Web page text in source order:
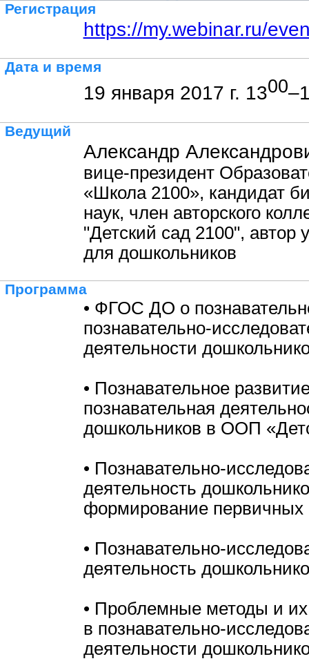
Регистрация
https://my.webinar.ru/
Дата и время
19 января 2017 г. 1300
Ведущий
Александр
вице-президент
«Школа 2100», кандидат
наук, член авторского
"Детский сад 2100", автор
для дошкольников
Программа
• ФГОС ДО о
познавательно-
деятельности
• Познавательное
познавательная
дошкольников в ООП
• Познавательно-
деятельность
формирование первичных
• Познавательно-
деятельность
• Проблемные методы и
в познавательно-
деятельности